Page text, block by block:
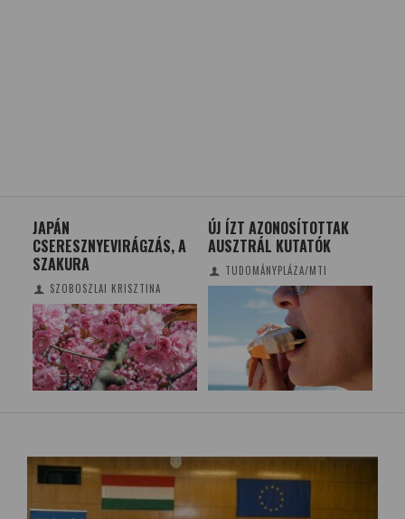
JAPÁN
CSERESZNYEVIRÁGZÁS, A
SZAKURA
SZOBOSZLAI KRISZTINA
ÚJ ÍZT AZONOSÍTOTTAK
AUSZTRÁL KUTATÓK
TUDOMÁNYPLÁZA/MTI